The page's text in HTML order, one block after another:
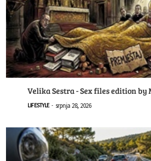
Velika Sestra - Sex files edition
LIFESTYLE - srpnja 28, 2026